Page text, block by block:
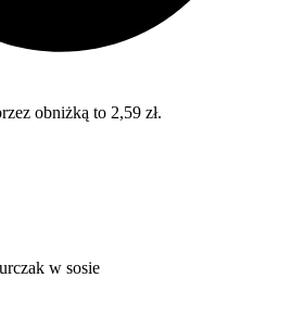
obniżką to 2,59 zł.
w sosie